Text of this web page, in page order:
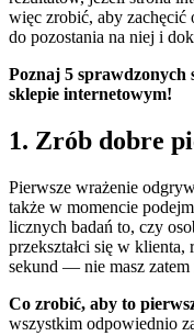
więc zrobić, aby zachęcić
do pozostania na niej i
Poznaj 5 sprawdzonych
sklepie internetowym!
1. Zrób dobre
Pierwsze wrażenie
także w momencie
licznych badań to, czy
przekształci się w
sekund — nie masz zatem
Co zrobić, aby to
wszystkim odpowiednio